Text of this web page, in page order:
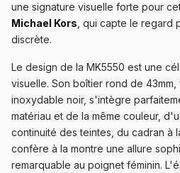
une signature visuelle forte pour
Michael Kors , qui capte le regard
discrète.
Le design de la MK5550 est une
visuelle. Son boîtier rond de
inoxydable noir, s'intègre
matériau et de la même couleur,
continuité des teintes, du cadran à
confère à la montre une allure
remarquable au poignet féminin.